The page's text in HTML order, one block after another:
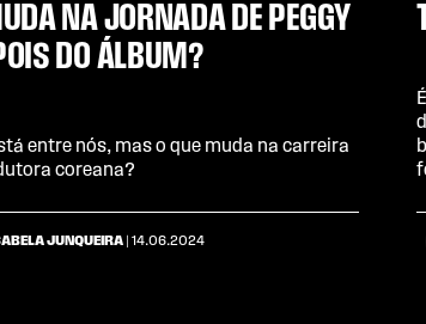
NA JORNADA DE PEGGY
DO ÁLBUM?
entre nós, mas o que muda na carreira
coreana?
JUNQUEIRA | 14.06.2024